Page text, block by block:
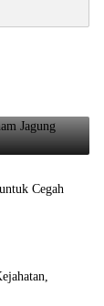
Jagung
Cegah